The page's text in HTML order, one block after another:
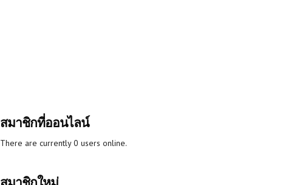
สมาชิกที่ออนไลน์
There are currently 0 users online.